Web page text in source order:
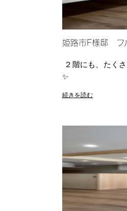
姫路市F様邸 フ
２階にも、たく
✨
続きを読む